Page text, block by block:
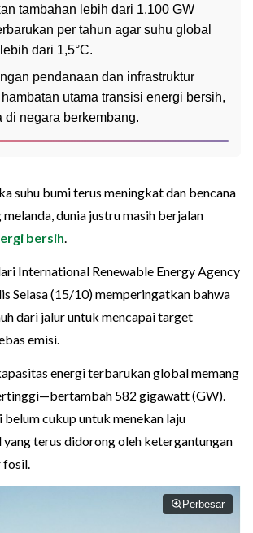
tambahan lebih dari 1.100 GW
per tahun agar suhu global
dari 1,5°C.
pendanaan dan infrastruktur
utama transisi energi bersih,
di negara berkembang.
suhu bumi terus meningkat dan bencana
dunia justru masih berjalan
bersih
International Renewable Energy Agency
Selasa (15/10) memperingatkan bahwa
dari jalur untuk mencapai target
emisi.
energi terbarukan global memang
582 gigawatt (GW).
belum cukup untuk menekan laju
yang terus didorong oleh ketergantungan
Perbesar